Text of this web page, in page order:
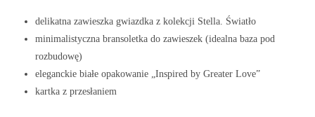
delikatna zawieszka gwiazdka z kolekcji Stella. Światło
minimalistyczna bransoletka do zawieszek (idealna baza pod
rozbudowę)
eleganckie białe opakowanie „Inspired by Greater Love”
kartka z przesłaniem